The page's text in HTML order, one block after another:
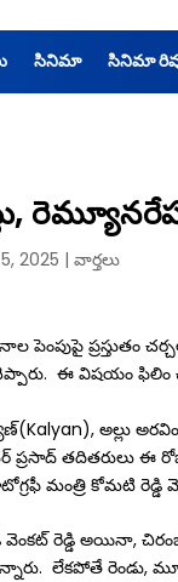
సినిమా సినిమా
2025 | వార్తలు
పెంపుపై ప్రస్తుతం
చెప్పారు. ఈ విషయం
అల్లు
తదితరులు ఈ
మంత్రి కోమటి రెడ్డి
వెంకట్ రెడ్డి అయినా,
లేకపోతే రెండు,